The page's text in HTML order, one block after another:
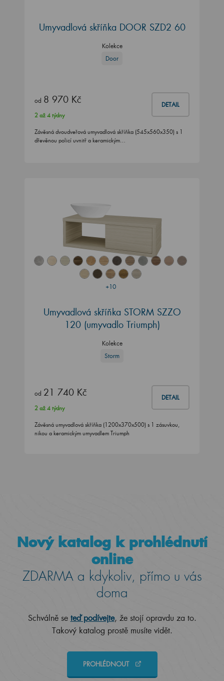
Umyvadlová skříňka DOOR SZD2 60
Kolekce
Door
od 8 970 Kč DETAIL
2 až 4 týdny
Závěsná dvoudveřová umyvadlová skříňka (545x560x350) s 1
dřevěnou policí uvnitř a keramickým…
+10
Umyvadlová skříňka STORM SZZO
120 (umyvadlo Triumph)
Kolekce
Storm
od 21 740 Kč DETAIL
2 až 4 týdny
Závěsná umyvadlová skříňka (1200x370x500) s 1 zásuvkou,
nikou a keramickým umyvadlem Triumph
Nový katalog k prohlédnutí
online
ZDARMA a kdykoliv, přímo u vás
doma
Schválně se teď podívejte, že stojí opravdu za to.
Takový katalog prostě musíte vidět.
PROHLÉDNOUT